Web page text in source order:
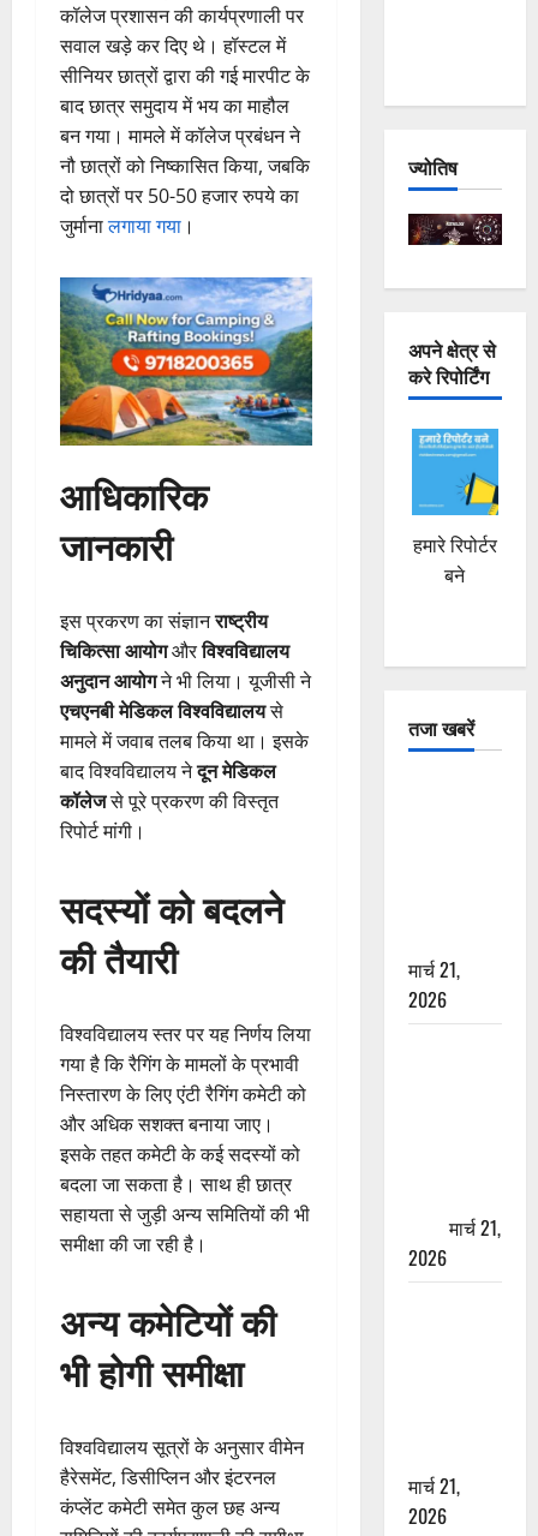
कॉलेज प्रशासन की कार्यप्रणाली पर
सवाल खड़े कर दिए थे। हॉस्टल में
सीनियर छात्रों द्वारा की गई मारपीट के
बाद छात्र समुदाय में भय का माहौल
बन गया। मामले में कॉलेज प्रबंधन ने
नौ छात्रों को निष्कासित किया, जबकि
दो छात्रों पर 50-50 हजार रुपये का
जुर्मानालगाया गया ।
आधिकारिक
जानकारी
इस प्रकरण का संज्ञानराष्ट्रीय
चिकित्सा आयोगऔरविश्वविद्यालय
अनुदान आयोगने भी लिया। यूजीसी ने
एचएनबी मेडिकल विश्वविद्यालयसे
मामले में जवाब तलब किया था। इसके
बाद विश्वविद्यालय नेदून मेडिकल
कॉलेजसे पूरे प्रकरण की विस्तृत
रिपोर्ट मांगी।
सदस्यों को बदलने
की तैयारी
विश्वविद्यालय स्तर पर यह निर्णय लिया
गया है कि रैगिंग के मामलों के प्रभावी
निस्तारण के लिए एंटी रैगिंग कमेटी को
और अधिक सशक्त बनाया जाए।
इसके तहत कमेटी के कई सदस्यों को
बदला जा सकता है। साथ ही छात्र
सहायता से जुड़ी अन्य समितियों की भी
समीक्षा की जा रही है।
अन्य कमेटियों की
भी होगी समीक्षा
विश्वविद्यालय सूत्रों के अनुसार वीमेन
हैरेसमेंट, डिसीप्लिन और इंटरनल
कंप्लेंट कमेटी समेत कुल छह अन्य
ज्योतिष
अपने क्षेत्र से
करे रिपोर्टिंग
हमारे रिपोर्टर
बने
तजा खबरें
मार्च 21,
2026
मार्च 21,
2026
मार्च 21,
2026